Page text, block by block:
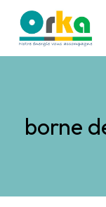
Aller
contenu
borne